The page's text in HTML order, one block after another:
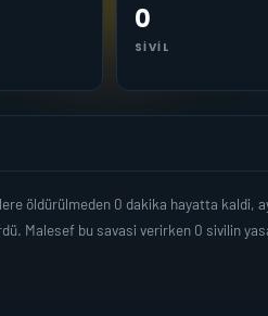
0
SIVIL
öldürülmeden 0 dakika hayatta kaldi,
Malesef bu savasi verirken 0 sivilin